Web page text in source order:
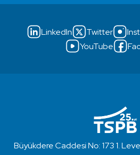
LinkedIn Twitter
YouTube
Büyükdere Caddesi No: 173 1.